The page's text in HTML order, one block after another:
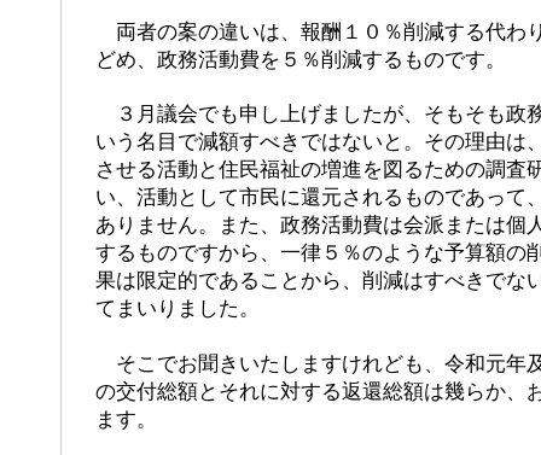
両者の案の違いは、報酬１０％削減する代わ
どめ、政務活動費を５％削減するものです。
３月議会でも申し上げましたが、そもそも政
いう名目で減額すべきではないと。その理由は
させる活動と住民福祉の増進を図るための調査
い、活動として市民に還元されるものであって
ありません。また、政務活動費は会派または個
するものですから、一律５％のような予算額の
果は限定的であることから、削減はすべきでな
てまいりました。
そこでお聞きいたしますけれども、令和元年
の交付総額とそれに対する返還総額は幾らか、
ます。